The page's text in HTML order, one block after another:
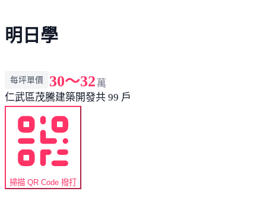
明日學
每坪單價 30～32 萬
仁武區茂騰建築開發共 99 戶
掃描 QR Code 撥打